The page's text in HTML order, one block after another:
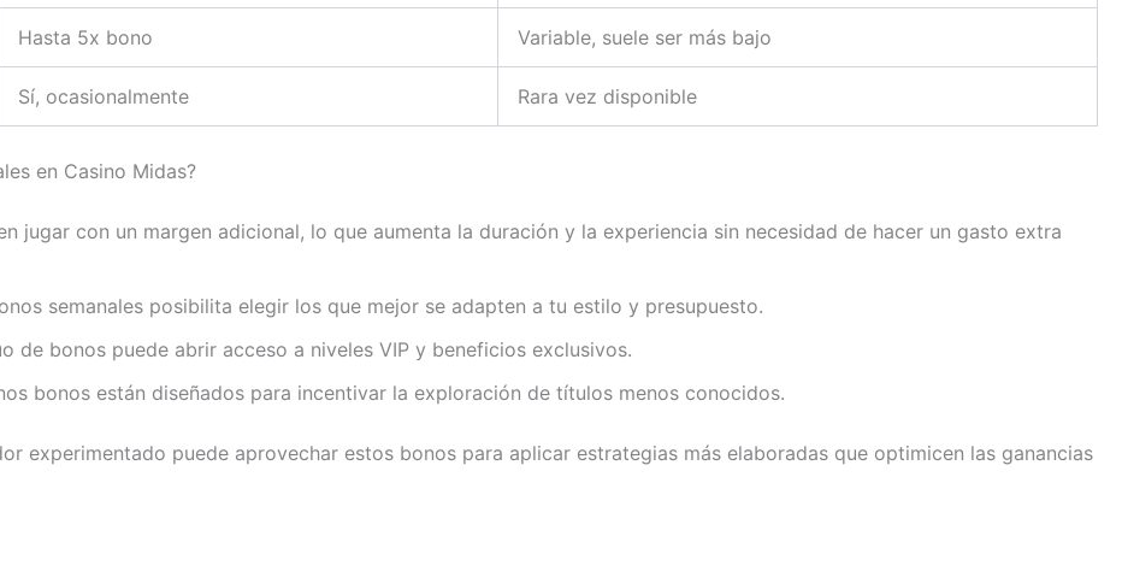
Hasta 5x bono Variable, suele ser más bajo
Sí, ocasionalmente Rara vez disponible
en Casino Midas?
jugar con un margen adicional, lo que aumenta la duración y la experiencia sin necesidad de hacer un gasto extra
semanales posibilita elegir los que mejor se adapten a tu estilo y presupuesto.
de bonos puede abrir acceso a niveles VIP y beneficios exclusivos.
bonos están diseñados para incentivar la exploración de títulos menos conocidos.
experimentado puede aprovechar estos bonos para aplicar estrategias más elaboradas que optimicen las ganancias